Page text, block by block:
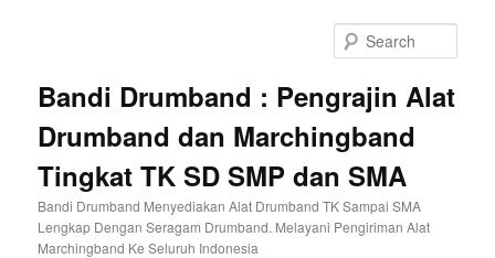
Bandi Drumband : Pengrajin Alat
Drumband dan Marchingband
Tingkat TK SD SMP dan SMA
Bandi Drumband Menyediakan Alat Drumband TK Sampai SMA
Lengkap Dengan Seragam Drumband. Melayani Pengiriman Alat
Marchingband Ke Seluruh Indonesia